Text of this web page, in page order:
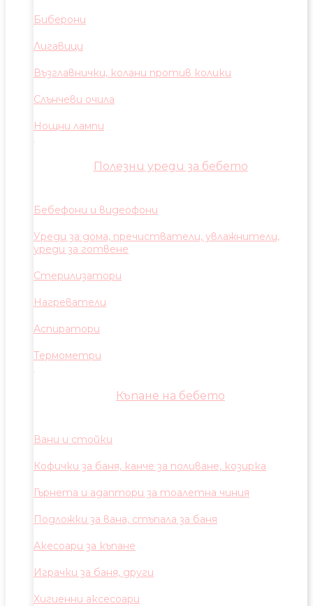
Биберони
Лигавици
Възглавнички, колани против колики
Слънчеви очила
Нощни лампи
Полезни уреди за бебето
Бебефони и видеофони
Уреди за дома, пречистватели, увлажнители,
уреди за готвене
Стерилизатори
Нагреватели
Аспиратори
Термометри
Къпане на бебето
Вани и стойки
Кофички за баня, канче за поливане, козирка
Гърнета и адаптори за тоалетна чиния
Подложки за вана, стъпала за баня
Акесоари за къпане
Играчки за баня, други
Хигиенни аксесоари